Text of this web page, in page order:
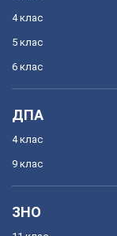
4 клас
5 клас
6 клас
ДПА
4 клас
9 клас
ЗНО